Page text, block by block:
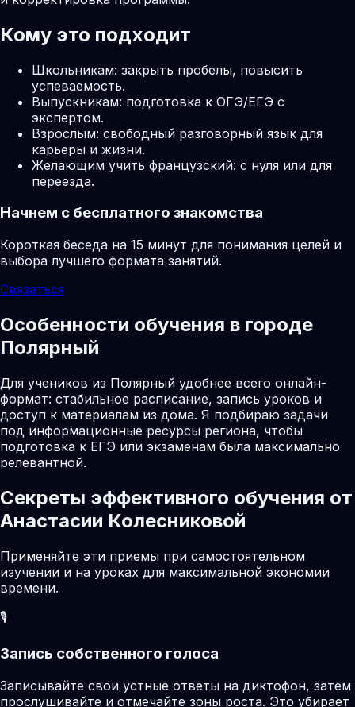
Кому это подходит
Школьникам: закрыть пробелы, повысить
успеваемость.
Выпускникам: подготовка к ОГЭ/ЕГЭ с
экспертом.
Взрослым: свободный разговорный язык для
карьеры и жизни.
Желающим учить французский: с нуля или для
переезда.
Начнем с бесплатного знакомства
Короткая беседа на 15 минут для понимания целей и
выбора лучшего формата занятий.
Связаться
Особенности обучения в городе
Полярный
Для учеников из Полярный удобнее всего онлайн-
формат: стабильное расписание, запись уроков и
доступ к материалам из дома. Я подбираю задачи
под информационные ресурсы региона, чтобы
подготовка к ЕГЭ или экзаменам была максимально
релевантной.
Секреты эффективного обучения от
Анастасии Колесниковой
Применяйте эти приемы при самостоятельном
изучении и на уроках для максимальной экономии
времени.
🎙️
Запись собственного голоса
Записывайте свои устные ответы на диктофон, затем
прослушивайте и отмечайте зоны роста. Это убирает